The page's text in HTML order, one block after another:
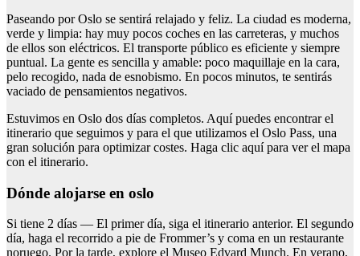
Paseando por Oslo se sentirá relajado y feliz. La ciudad es moderna,
verde y limpia: hay muy pocos coches en las carreteras, y muchos
de ellos son eléctricos. El transporte público es eficiente y siempre
puntual. La gente es sencilla y amable: poco maquillaje en la cara,
pelo recogido, nada de esnobismo. En pocos minutos, te sentirás
vaciado de pensamientos negativos.
Estuvimos en Oslo dos días completos. Aquí puedes encontrar el
itinerario que seguimos y para el que utilizamos el Oslo Pass, una
gran solución para optimizar costes. Haga clic aquí para ver el mapa
con el itinerario.
Dónde alojarse en oslo
Si tiene 2 días — El primer día, siga el itinerario anterior. El segundo
día, haga el recorrido a pie de Frommer’s y coma en un restaurante
noruego. Por la tarde, explore el Museo Edvard Munch. En verano,